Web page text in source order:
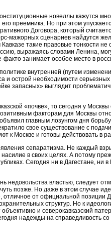
новеллы кажутся
преемника. Но при этом
Договора, который
мажорных сценариев найдутся
такие правовые тонкости
выражаясь словами Ленина,
занимает особое место в
внутренней (путем
и острой необходимости
запасных» выглядит
«почве», то сегодня у
факторам для Москвы
главным лозунгом дня
свое существование с
Москве и готовы действовать в
сепаратизма. Не каждый
в своих целях. А потому
Сегодня ни в Дагестане, ни
недовольства властью, следует
позже. Но даже в этом случае
от официальной позиции
структур. Но к
и северокавказский
надежды на справедливость